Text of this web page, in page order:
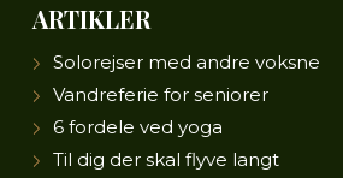
ARTIKLER
Solorejser med andre voksne
Vandreferie for seniorer
6 fordele ved yoga
Til dig der skal flyve langt